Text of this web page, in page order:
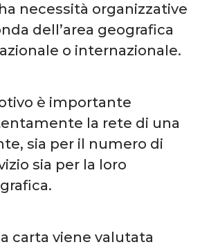
necessità organizzative
dell’area geografica
o internazionale.
è importante
la rete di una
sia per il numero di
sia per la loro
carta viene valutata